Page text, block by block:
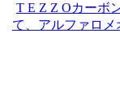
T E Z Z Oカーボ
て、アルファロメ